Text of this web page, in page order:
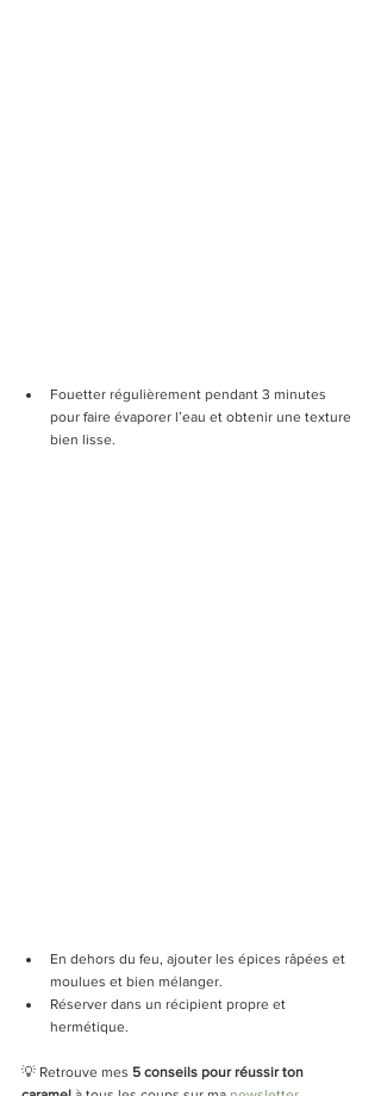
Fouetter régulièrement pendant 3 minutes
pour faire évaporer l’eau et obtenir une texture
bien lisse.
En dehors du feu, ajouter les épices râpées et
moulues et bien mélanger.
Réserver dans un récipient propre et
hermétique.
💡 Retrouve mes 5 conseils pour réussir ton
caramel à tous les coups sur ma newsletter